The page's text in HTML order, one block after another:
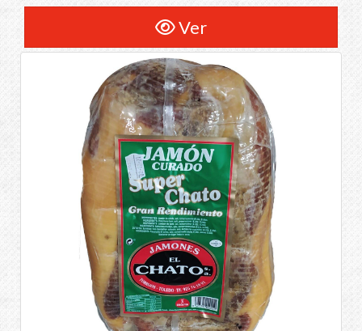
Ver